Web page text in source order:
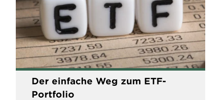
Der einfache Weg zum ETF-
Portfolio